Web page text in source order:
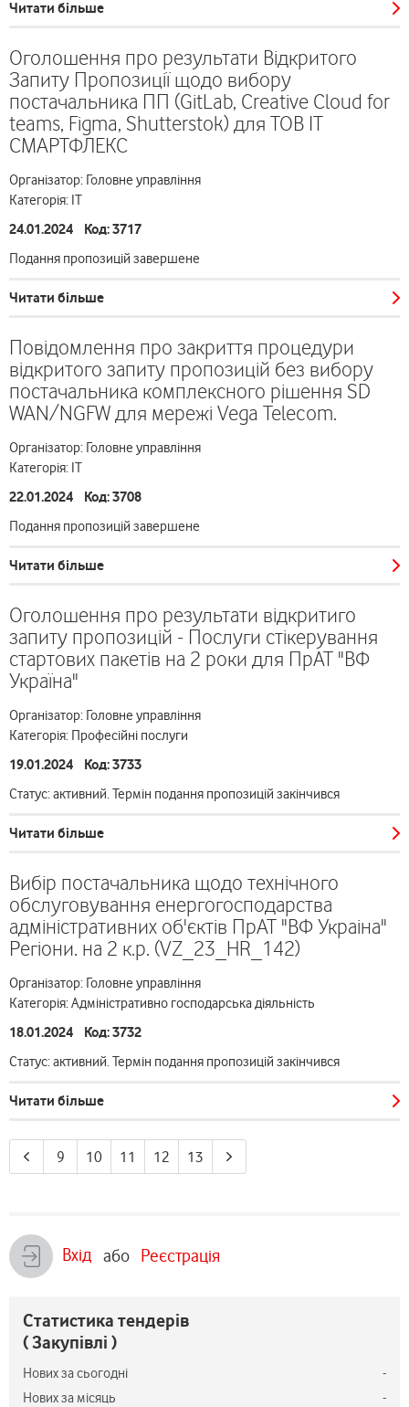
Читати більше
Оголошення про результати Відкритого
Запиту Пропозиції щодо вибору
постачальника ПП (GitLab, Creative Cloud for
teams, Figma, Shutterstok) для ТОВ ІТ
СМАРТФЛЕКС
Організатор: Головне управління
Категорія: ІТ
24.01.2024 Код: 3717
Подання пропозицій завершене
Читати більше
Повідомлення про закриття процедури
відкритого запиту пропозицій без вибору
постачальника комплексного рішення SD
WAN/NGFW для мережі Vega Telecom.
Організатор: Головне управління
Категорія: ІТ
22.01.2024 Код: 3708
Подання пропозицій завершене
Читати більше
Оголошення про результати відкритиго
запиту пропозицій - Послуги стікерування
стартових пакетів на 2 роки для ПрАТ "ВФ
Україна"
Організатор: Головне управління
Категорія: Професійні послуги
19.01.2024 Код: 3733
Статус: активний. Термін подання пропозицій закінчився
Читати більше
Вибір постачальника щодо технічного
обслуговування енергогосподарства
адміністративних об'єктів ПрАТ "ВФ Украіна"
Регіони. на 2 к.р. (VZ_23_HR_142)
Організатор: Головне управління
Категорія: Адміністративно господарська діяльність
18.01.2024 Код: 3732
Статус: активний. Термін подання пропозицій закінчився
Читати більше
9 10 11 12 13
Вхід або Реєстрація
Статистика тендерів
( Закупівлі )
Нових за сьогодні
-
Нових за місяць
-